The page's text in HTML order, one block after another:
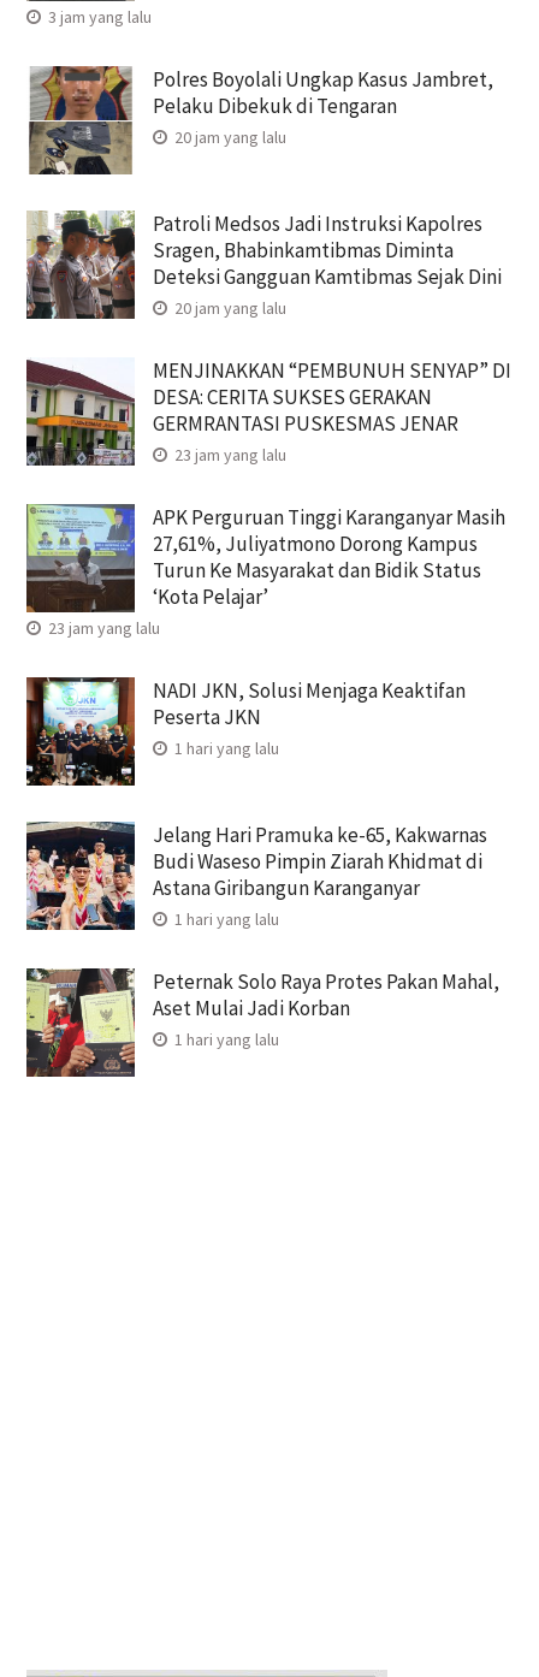
3 jam yang lalu
Polres Boyolali Ungkap Kasus Jambret,
Pelaku Dibekuk di Tengaran
20 jam yang lalu
Patroli Medsos Jadi Instruksi Kapolres
Sragen, Bhabinkamtibmas Diminta
Deteksi Gangguan Kamtibmas Sejak Dini
20 jam yang lalu
MENJINAKKAN “PEMBUNUH SENYAP” DI
DESA: CERITA SUKSES GERAKAN
GERMRANTASI PUSKESMAS JENAR
23 jam yang lalu
APK Perguruan Tinggi Karanganyar Masih
27,61%, Juliyatmono Dorong Kampus
Turun Ke Masyarakat dan Bidik Status
‘Kota Pelajar’
23 jam yang lalu
NADI JKN, Solusi Menjaga Keaktifan
Peserta JKN
1 hari yang lalu
Jelang Hari Pramuka ke-65, Kakwarnas
Budi Waseso Pimpin Ziarah Khidmat di
Astana Giribangun Karanganyar
1 hari yang lalu
Peternak Solo Raya Protes Pakan Mahal,
Aset Mulai Jadi Korban
1 hari yang lalu